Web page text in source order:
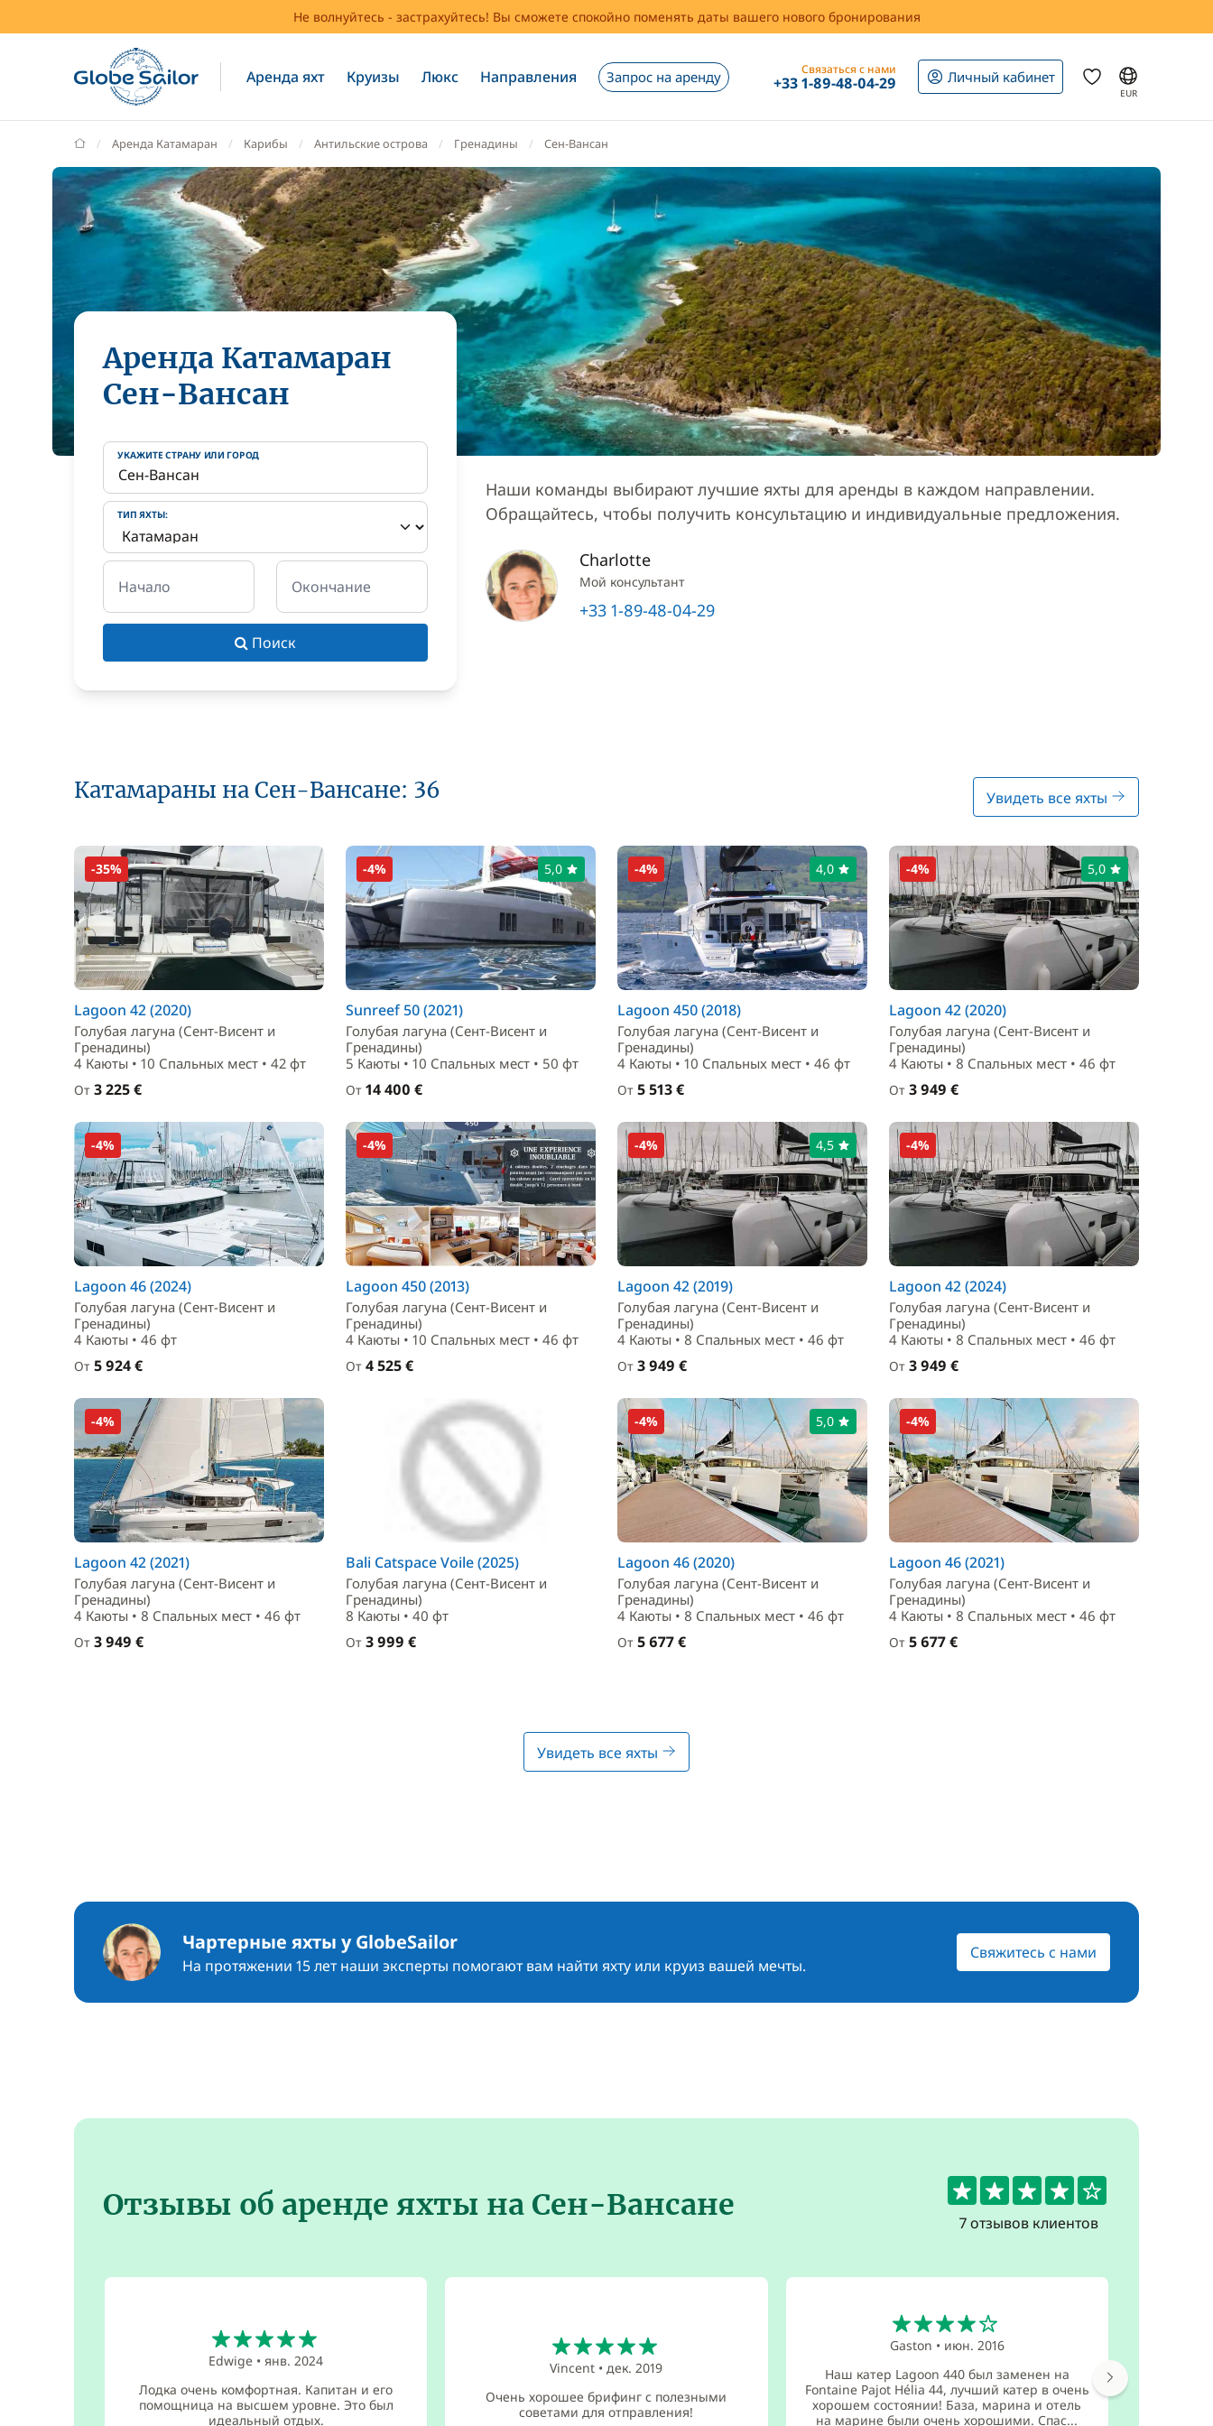
Не волнуйтесь - застрахуйтесь! Вы сможете спокойно поменять даты вашего нового бронирования
Аренда яхт Круизы Люкс Направления Запрос на аренду Связаться с нами
+33 1-89-48-04-29 Личный кабинет
EUR
GlobeSailor
Аренда Катамаран Карибы Антильские острова Гренадины Сен-Вансан
Аренда Катамаран
Сен-Вансан
УКАЖИТЕ СТРАНУ ИЛИ ГОРОД
ТИП ЯХТЫ:
Начало Окончание
Поиск
Наши команды выбирают лучшие яхты для аренды в каждом направлении.
Обращайтесь, чтобы получить консультацию и индивидуальные предложения.
Charlotte
Мой консультант
+33 1-89-48-04-29
Катамараны на Сен-Вансане: 36 Увидеть все яхты
-35%
Lagoon 42 (2020)
Голубая лагуна (Сент-Висент и
Гренадины)
4 Каюты • 10 Спальныx мест • 42 фт
От 3 225 €
-4% 5,0
Sunreef 50 (2021)
Голубая лагуна (Сент-Висент и
Гренадины)
5 Каюты • 10 Спальныx мест • 50 фт
От 14 400 €
-4% 4,0
Lagoon 450 (2018)
Голубая лагуна (Сент-Висент и
Гренадины)
4 Каюты • 10 Спальныx мест • 46 фт
От 5 513 €
-4% 5,0
Lagoon 42 (2020)
Голубая лагуна (Сент-Висент и
Гренадины)
4 Каюты • 8 Спальныx мест • 46 фт
От 3 949 €
-4%
Lagoon 46 (2024)
Голубая лагуна (Сент-Висент и
Гренадины)
4 Каюты • 46 фт
От 5 924 €
-4%
Lagoon 450 (2013)
Голубая лагуна (Сент-Висент и
Гренадины)
4 Каюты • 10 Спальныx мест • 46 фт
От 4 525 €
-4% 4,5
Lagoon 42 (2019)
Голубая лагуна (Сент-Висент и
Гренадины)
4 Каюты • 8 Спальныx мест • 46 фт
От 3 949 €
-4%
Lagoon 42 (2024)
Голубая лагуна (Сент-Висент и
Гренадины)
4 Каюты • 8 Спальныx мест • 46 фт
От 3 949 €
-4%
Lagoon 42 (2021)
Голубая лагуна (Сент-Висент и
Гренадины)
4 Каюты • 8 Спальныx мест • 46 фт
От 3 949 €
Bali Catspace Voile (2025)
Голубая лагуна (Сент-Висент и
Гренадины)
8 Каюты • 40 фт
От 3 999 €
-4% 5,0
Lagoon 46 (2020)
Голубая лагуна (Сент-Висент и
Гренадины)
4 Каюты • 8 Спальныx мест • 46 фт
От 5 677 €
-4%
Lagoon 46 (2021)
Голубая лагуна (Сент-Висент и
Гренадины)
4 Каюты • 8 Спальныx мест • 46 фт
От 5 677 €
Увидеть все яхты
Чартерные яхты у GlobeSailor
На протяжении 15 лет наши эксперты помогают вам найти яхту или круиз вашей мечты.
Свяжитесь с нами
4.1
7 отзывов клиентов
Отзывы об аренде яхты на Сен-Вансане
Edwige • янв. 2024
Лодка очень комфортная. Капитан и его
помощница на высшем уровне. Это был
идеальный отдых.
Vincent •дек. 2019
Очень хорошее брифинг с полезными
советами для отправления!
Gaston • июн. 2016
Наш катер Lagoon 440 был заменен на
Fontaine Pajot Hélia 44, лучший катер в очень
хорошем состоянии! База, марина и отель
на марине были очень хорошими. Спас...